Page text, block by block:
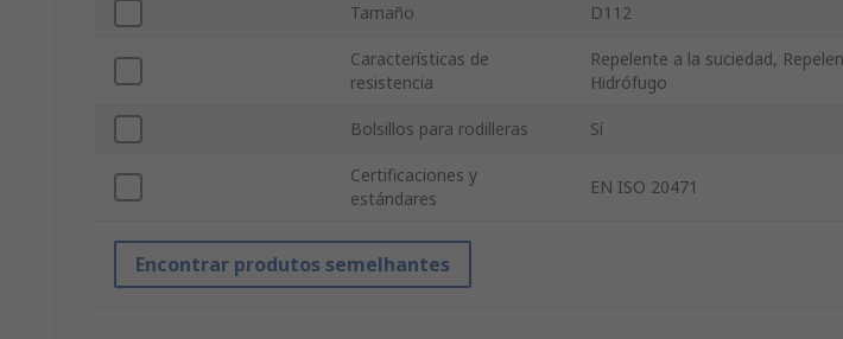
Tamaño D112
Características de
resistencia
Repelente a la suciedad,
Hidrófugo
Bolsillos para rodilleras Sí
Certificaciones y
estándares
EN ISO 20471
Encontrar produtos semelhantes